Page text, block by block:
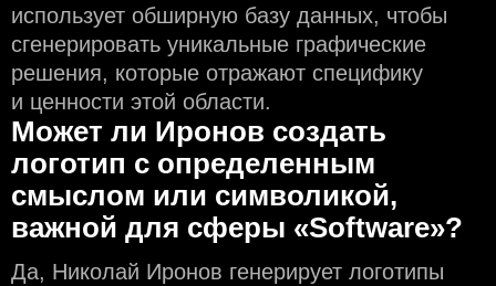
использует обширную базу данных, чтобы
сгенерировать уникальные графические
решения, которые отражают специфику
и ценности этой области.
Может ли Иронов создать
логотип с определeнным
смыслом или символикой,
важной для сферы «Software»?
Да, Николай Иронов генерирует логотипы